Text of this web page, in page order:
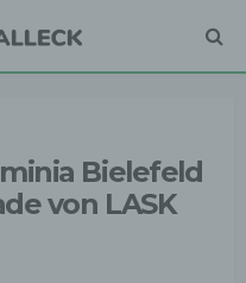
Bielefeld
von LASK